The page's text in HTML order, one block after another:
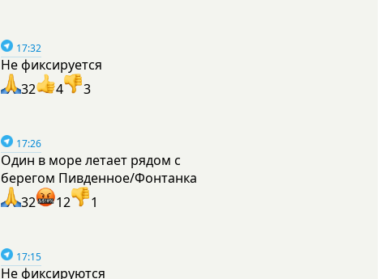
17:32
Не фиксируется
32
4 3
17:26
Один в море летает рядом с
берегом Пивденное/Фонтанка
32
12 1
17:15
Не фиксируются